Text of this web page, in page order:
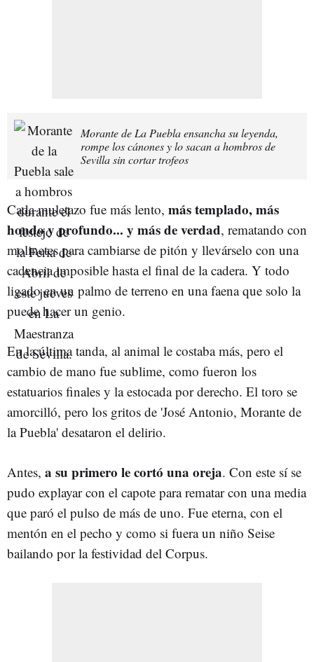
Morante de La Puebla ensancha su leyenda,
rompe los cánones y lo sacan a hombros de
Sevilla sin cortar trofeos
Cada muletazo fue más lento, más templado, más
hondo y profundo... y más de verdad, rematando con
molinetes para cambiarse de pitón y llevárselo con una
cadencia imposible hasta el final de la cadera. Y todo
ligado en un palmo de terreno en una faena que solo la
puede hacer un genio.
En la última tanda, al animal le costaba más, pero el
cambio de mano fue sublime, como fueron los
estatuarios finales y la estocada por derecho. El toro se
amorcilló, pero los gritos de 'José Antonio, Morante de
la Puebla' desataron el delirio.
Antes, a su primero le cortó una oreja. Con este sí se
pudo explayar con el capote para rematar con una media
que paró el pulso de más de uno. Fue eterna, con el
mentón en el pecho y como si fuera un niño Seise
bailando por la festividad del Corpus.